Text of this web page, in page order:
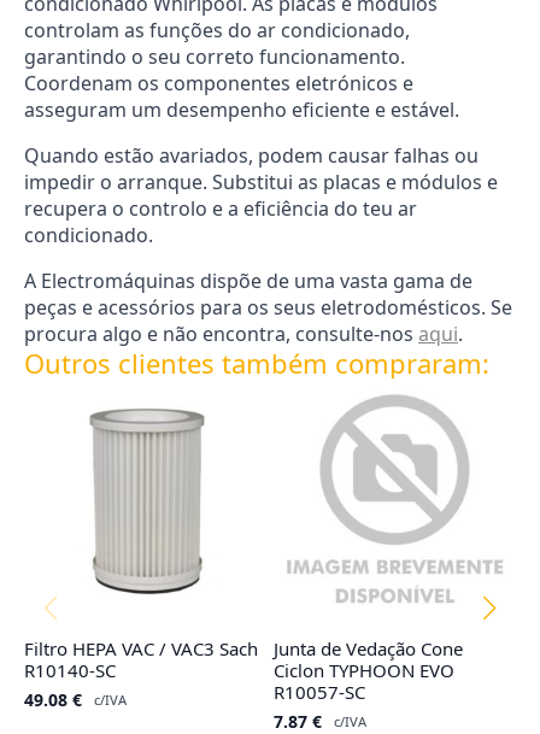
controlam as funções do ar condicionado,
garantindo o seu correto funcionamento.
Coordenam os componentes eletrónicos e
asseguram um desempenho eficiente e estável.
Quando estão avariados, podem causar falhas ou
impedir o arranque. Substitui as placas e módulos e
recupera o controlo e a eficiência do teu ar
condicionado.
A Electromáquinas dispõe de uma vasta gama de
peças e acessórios para os seus eletrodomésticos. Se
procura algo e não encontra, consulte-nos aqui.
Outros clientes também compraram:
Filtro HEPA VAC / VAC3 Sach
R10140-SC
49.08 € c/IVA
Junta de Vedação Cone
Ciclon TYPHOON EVO
R10057-SC
7.87 € c/IVA